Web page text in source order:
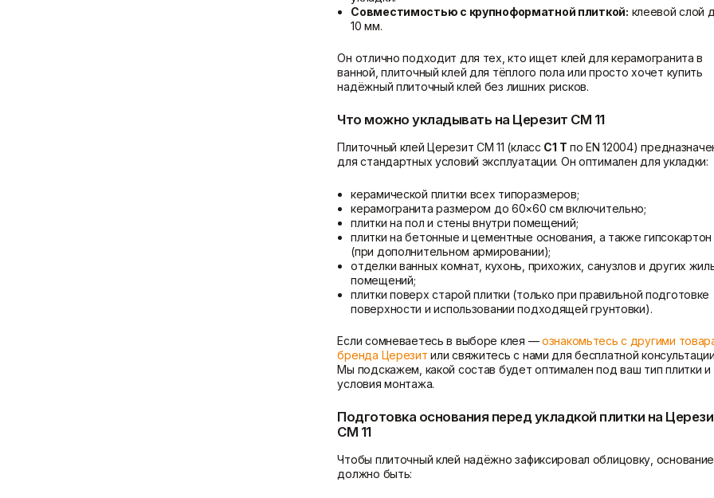
Совместимостью с крупноформатной плиткой: клеевой слой
10 мм.
Он отлично подходит для тех, кто ищет клей для керамогранита в
ванной, плиточный клей для тёплого пола или просто хочет купить
надёжный плиточный клей без лишних рисков.
Что можно укладывать на Церезит CM 11
Плиточный клей Церезит CM 11 (класс C1 T по EN 12004)
для стандартных условий эксплуатации. Он оптимален для укладки:
керамической плитки всех типоразмеров;
керамогранита размером до 60×60 см включительно;
плитки на пол и стены внутри помещений;
плитки на бетонные и цементные основания, а также гипсокартон
(при дополнительном армировании);
отделки ванных комнат, кухонь, прихожих, санузлов и других
помещений;
плитки поверх старой плитки (только при правильной подготовке
поверхности и использовании подходящей грунтовки).
Если сомневаетесь в выборе клея —ознакомьтесь с другими
бренда Церезит или свяжитесь с нами для бесплатной
Мы подскажем, какой состав будет оптимален под ваш тип плитки и
условия монтажа.
Подготовка основания перед укладкой плитки на
CM 11
Чтобы плиточный клей надёжно зафиксировал облицовку, основание
должно быть: